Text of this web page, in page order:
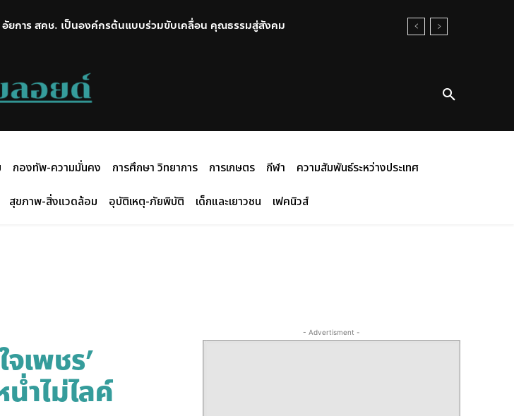
ยการ สคช. เป็นองค์กรต้นแบบร่วมขับเคลื่อน คุณธรรมสู่สังคม
กองทัพ-ความมั่นคง การศึกษา วิทยาการ การเกษตร กีฬา
ความสัมพันธ์ระหว่างประเทศ
สุขภาพ-สิ่งแวดล้อม อุบัติเหตุ-ภัยพิบัติ เด็กและเยาวชน เฟคนิวส์
เพชร’
ำไม่ไลค์
- Advertisment -